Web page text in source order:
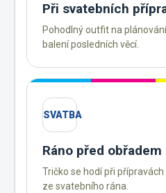
Při svatebních
Pohodlný outfit na
balení posledních věcí.
SVATBA
Ráno před obřadem
Tričko se hodí při
ze svatebního rána.